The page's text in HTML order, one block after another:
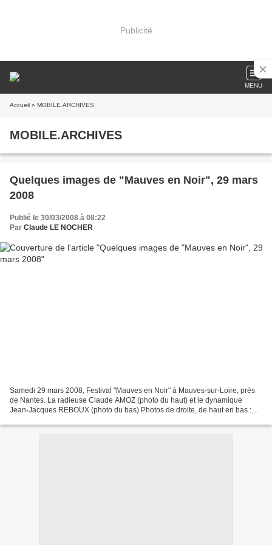
Publicité
MENU
Accueil » MOBILE.ARCHIVES
MOBILE.ARCHIVES
Quelques images de "Mauves en Noir", 29 mars
2008
Publié le 30/03/2008 à 08:22
Par Claude LE NOCHER
Samedi 29 mars 2008, Festival "Mauves en Noir" à Mauves-sur-Loire, près
de Nantes. La radieuse Claude AMOZ (photo du haut) et le dynamique
Jean-Jacques REBOUX (photo du bas) Photos de droite, de haut en bas :